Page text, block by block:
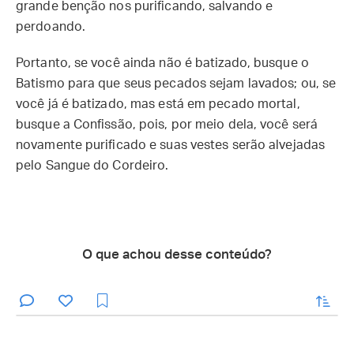
grande benção nos purificando, salvando e
perdoando.
Portanto, se você ainda não é batizado, busque o
Batismo para que seus pecados sejam lavados; ou, se
você já é batizado, mas está em pecado mortal,
busque a Confissão, pois, por meio dela, você será
novamente purificado e suas vestes serão alvejadas
pelo Sangue do Cordeiro.
O que achou desse conteúdo?
enviar